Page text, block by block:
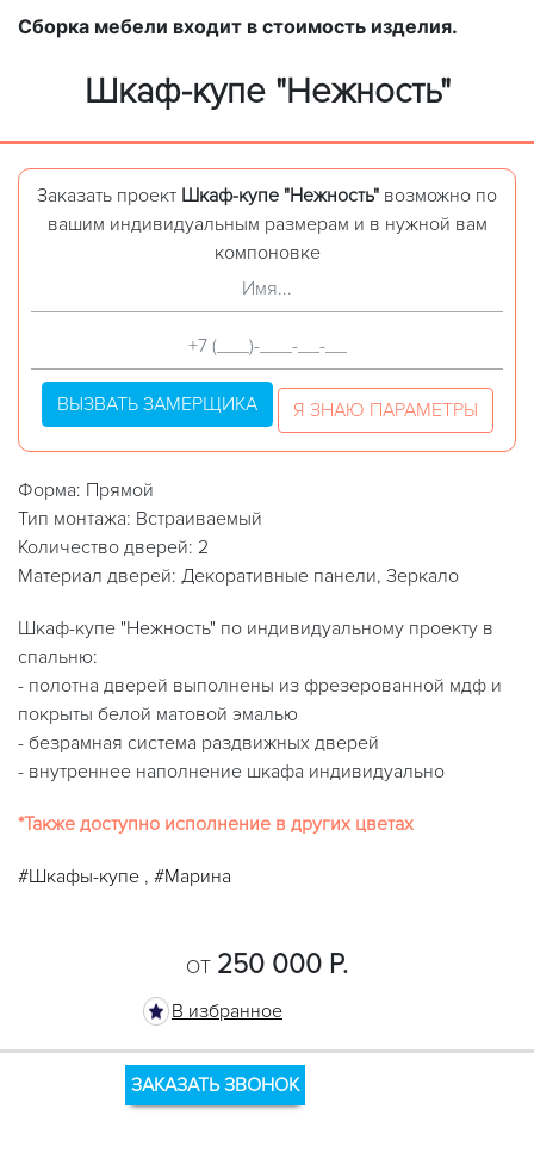
Сборка мебели входит в стоимость изделия.
Шкаф-купе "Нежность"
Заказать проект Шкаф-купе "Нежность" возможно по
вашим индивидуальным размерам и в нужной вам
компоновке
ВЫЗВАТЬ ЗАМЕРЩИКА Я ЗНАЮ ПАРАМЕТРЫ
Форма: Прямой
Тип монтажа: Встраиваемый
Количество дверей: 2
Материал дверей: Декоративные панели, Зеркало
Шкаф-купе "Нежность" по индивидуальному проекту в
спальню:
- полотна дверей выполнены из фрезерованной мдф и
покрыты белой матовой эмалью
- безрамная система раздвижных дверей
- внутреннее наполнение шкафа индивидуально
*Также доступно исполнение в других цветах
#Шкафы-купе , #Марина
ОТ 250 000 Р.
В избранное
ЗАКАЗАТЬ ЗВОНОК